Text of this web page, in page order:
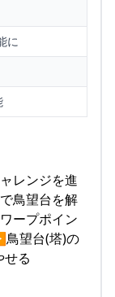
に
レンジを進
鳥望台を解
ープポイン
鳥望台(塔)の
る